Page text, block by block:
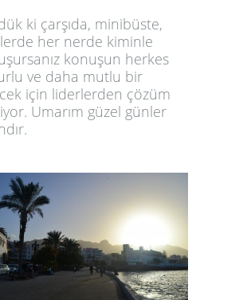
ki çarşıda, minibüste,
her nerde kiminle
konuşun herkes
ve daha mutlu bir
için liderlerden çözüm
Umarım güzel günler